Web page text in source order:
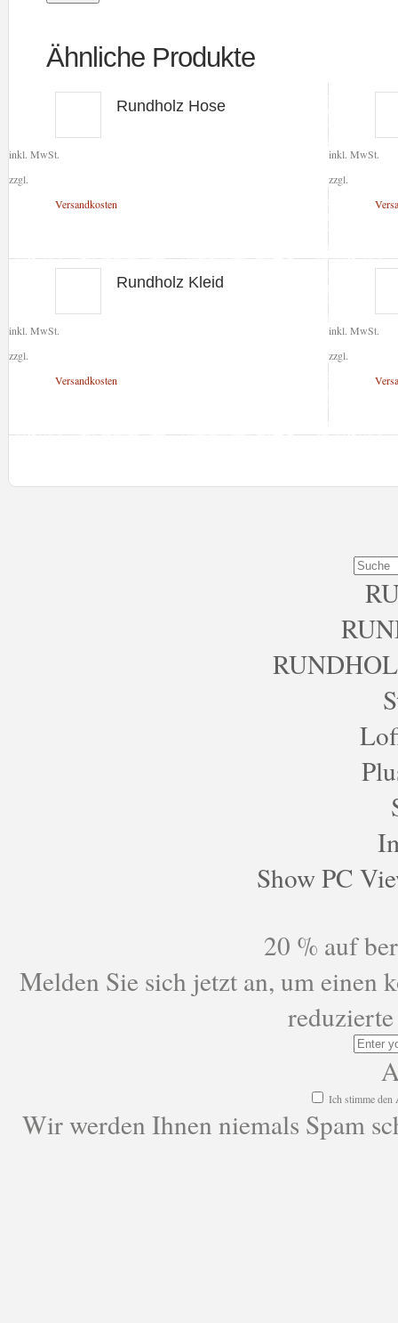
Ähnliche Produkte
Rundholz Hose
inkl. MwSt.
zzgl.
Versandkosten
inkl. MwSt.
zzgl.
Rundholz Kleid
inkl. MwSt.
zzgl.
Versandkosten
inkl. MwSt.
zzgl.
Show PC
20 % auf
Melden Sie sich jetzt an, um einen
Ich stimme den
Wir werden Ihnen niemals Spam